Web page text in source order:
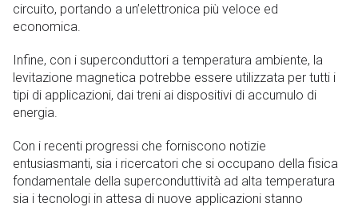
circuito, portando a un’elettronica più veloce ed
economica.
Infine, con i superconduttori a temperatura ambiente, la
levitazione magnetica potrebbe essere utilizzata per tutti i
tipi di applicazioni, dai treni ai dispositivi di accumulo di
energia.
Con i recenti progressi che forniscono notizie
entusiasmanti, sia i ricercatori che si occupano della fisica
fondamentale della superconduttività ad alta temperatura
sia i tecnologi in attesa di nuove applicazioni stanno